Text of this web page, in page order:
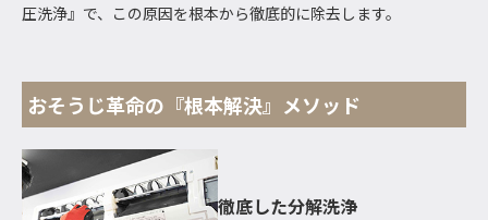
圧洗浄』で、この原因を根本から徹底的に除去します。
おそうじ革命の『根本解決』メソッド
徹底した分解洗浄